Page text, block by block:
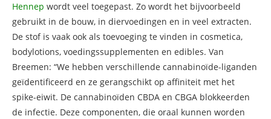
Hennep wordt veel toegepast. Zo wordt het bijvoorbeeld
gebruikt in de bouw, in diervoedingen en in veel extracten.
De stof is vaak ook als toevoeging te vinden in cosmetica,
bodylotions, voedingssupplementen en edibles. Van
Breemen: “We hebben verschillende cannabinoïde-liganden
geïdentificeerd en ze gerangschikt op affiniteit met het
spike-eiwit. De cannabinoïden CBDA en CBGA blokkeerden
de infectie. Deze componenten, die oraal kunnen worden